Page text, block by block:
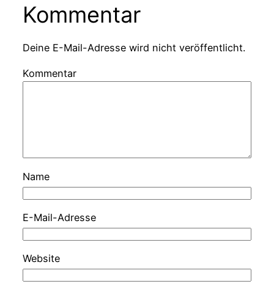
Kommentar
Deine E-Mail-Adresse wird nicht veröffentlicht.
Kommentar
Name
E-Mail-Adresse
Website